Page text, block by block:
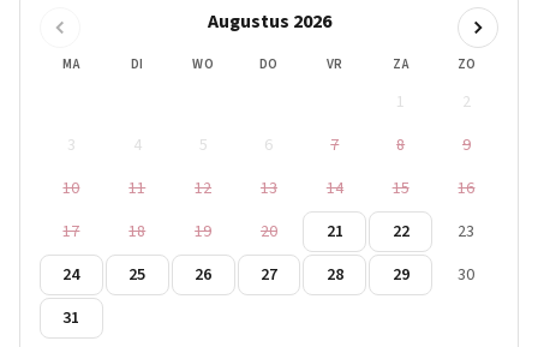
Augustus 2026
MA DI WO DO VR ZA ZO
1
2
3
4 5 6 7 8
9
10
11 12 13 14 15
16
17
18 19 20 21 22
23
24
25 26 27 28 29
30
31